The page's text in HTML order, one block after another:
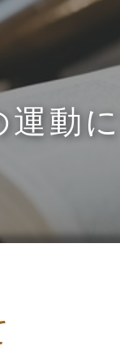
運動